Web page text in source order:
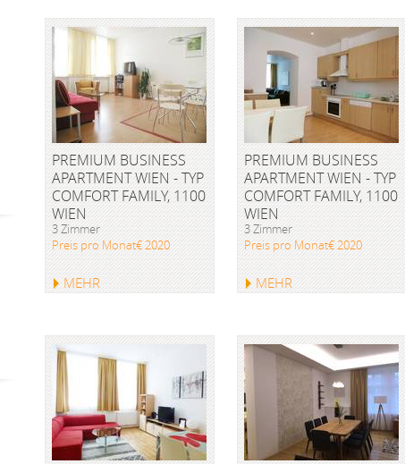
PREMIUM BUSINESS
APARTMENT WIEN - TYP
COMFORT FAMILY, 1100
WIEN
3 Zimmer
Preis pro Monat€ 2020
MEHR
PREMIUM BUSINESS
APARTMENT WIEN - TYP
COMFORT FAMILY, 1100
WIEN
3 Zimmer
Preis pro Monat€ 2020
MEHR